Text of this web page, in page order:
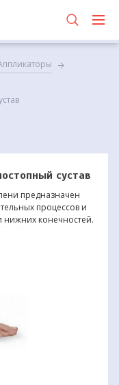
сустав
предназначен
процессов и
конечностей.